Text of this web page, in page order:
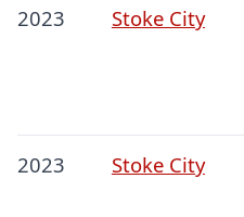
2023 Stoke City
2023 Stoke City